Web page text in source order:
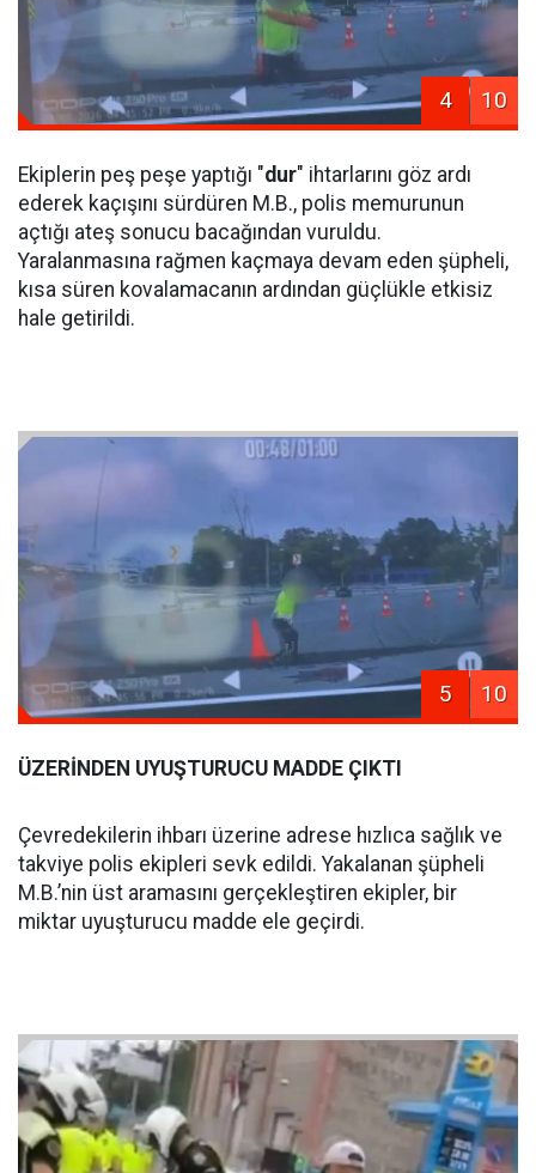
4 10
Ekiplerin peş peşe yaptığı "dur" ihtarlarını göz ardı
ederek kaçışını sürdüren M.B., polis memurunun
açtığı ateş sonucu bacağından vuruldu.
Yaralanmasına rağmen kaçmaya devam eden şüpheli,
kısa süren kovalamacanın ardından güçlükle etkisiz
hale getirildi.
5 10
ÜZERİNDEN UYUŞTURUCU MADDE ÇIKTI
Çevredekilerin ihbarı üzerine adrese hızlıca sağlık ve
takviye polis ekipleri sevk edildi. Yakalanan şüpheli
M.B.’nin üst aramasını gerçekleştiren ekipler, bir
miktar uyuşturucu madde ele geçirdi.